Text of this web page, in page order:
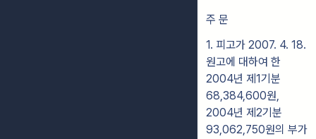
주 문
1. 피고가 2007. 4. 18.
원고에 대하여 한
2004년 제1기분
68,384,600원,
2004년 제2기분
93,062,750원의 부가